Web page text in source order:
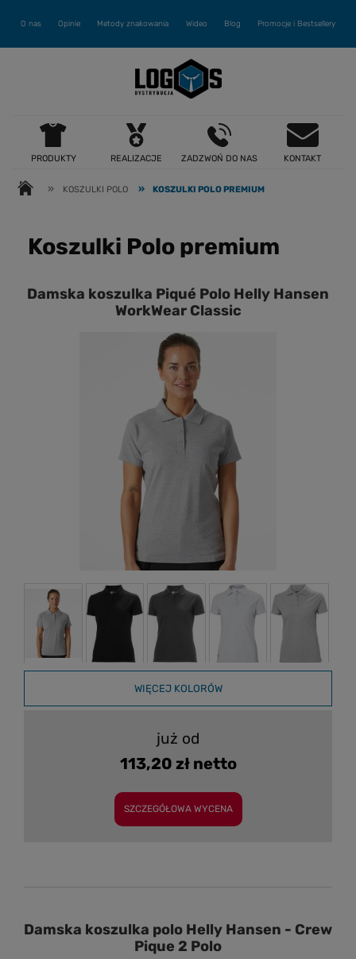
O nas Opinie Metody znakowania Wideo Blog Promocje i Bestsellery
PRODUKTY REALIZACJE ZADZWOŃ DO NAS KONTAKT
» KOSZULKI POLO » KOSZULKI POLO PREMIUM
Koszulki Polo premium
Damska koszulka Piqué Polo Helly Hansen
WorkWear Classic
WIĘCEJ KOLORÓW
już od
113,20 zł netto
SZCZEGÓŁOWA WYCENA
Damska koszulka polo Helly Hansen - Crew
Pique 2 Polo